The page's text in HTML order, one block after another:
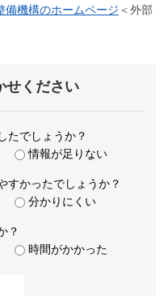
備機構のホームページ ＜外部
せください
たでしょうか？
情報が足りない
すかったでしょうか？
分かりにくい
？
時間がかかった